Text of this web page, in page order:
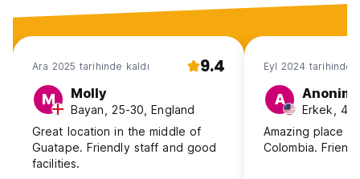
Ara 2025 tarihinde kaldı 9.4
M Molly
Bayan, 25-30, England
Great location in the middle of
Guatape. Friendly staff and good
facilities.
Eyl 2024 tarihinde
A Anonim
Erkek,
Amazing place
Colombia.